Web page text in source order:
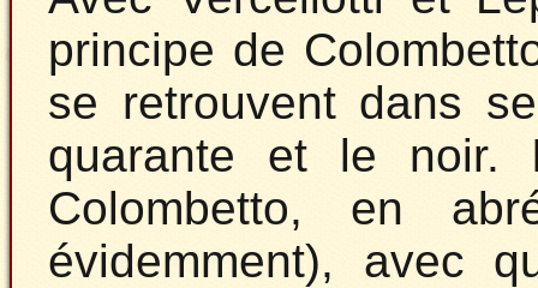
principe de
se retrouvent dans
quarante et le noir.
Colombetto, en
évidemment), avec